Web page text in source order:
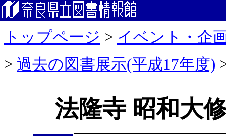
トップページ > イベント・企
> 過去の図書展示(平成17年度)
法隆寺 昭和大